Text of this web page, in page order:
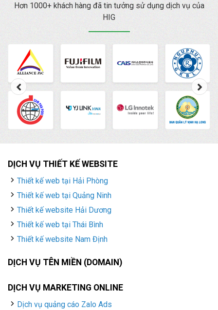
Hơn 1000+ khách hàng đã tin tưởng sử dụng dịch vụ của
HIG
DỊCH VỤ THIẾT KẾ WEBSITE
Thiết kế web tại Hải Phòng
Thiết kế web tại Quảng Ninh
Thiết kế website Hải Dương
Thiết kế web tại Thái Bình
Thiết kế website Nam Định
DỊCH VỤ TÊN MIỀN (DOMAIN)
DỊCH VỤ MARKETING ONLINE
Dịch vụ quảng cáo Zalo Ads